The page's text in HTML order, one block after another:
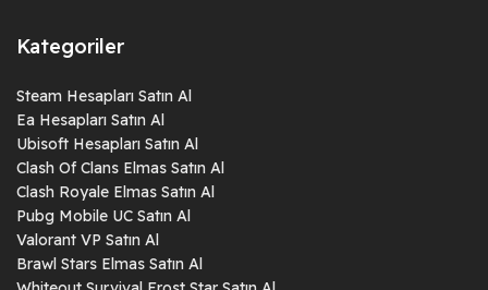
Kategoriler
Steam Hesapları Satın Al
Ea Hesapları Satın Al
Ubisoft Hesapları Satın Al
Clash Of Clans Elmas Satın Al
Clash Royale Elmas Satın Al
Pubg Mobile UC Satın Al
Valorant VP Satın Al
Brawl Stars Elmas Satın Al